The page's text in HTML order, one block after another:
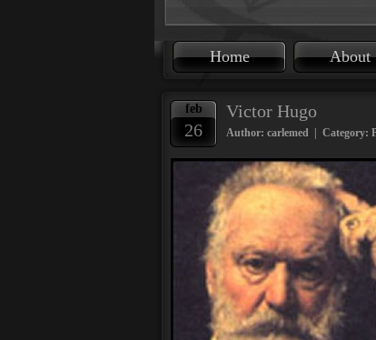
Home About
feb
26
Victor Hugo
Author: carlemed | Category: